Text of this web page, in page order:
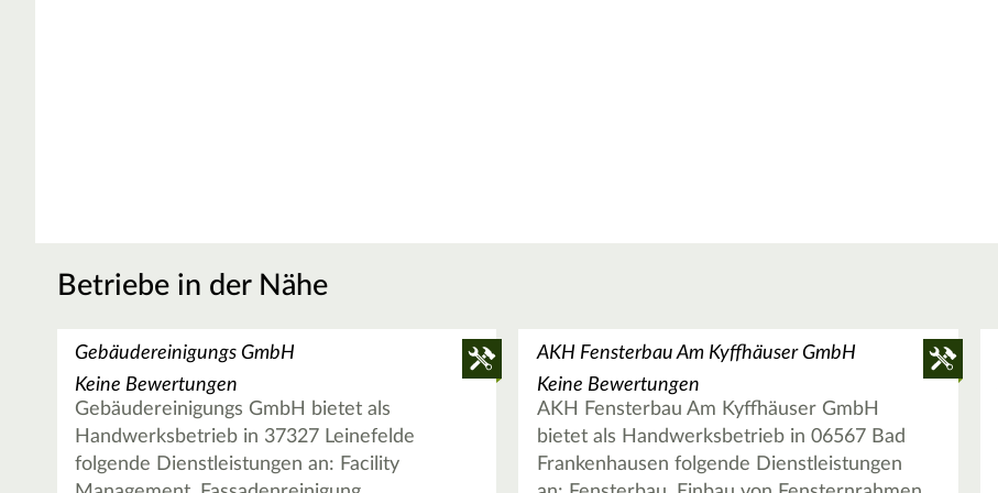
Betriebe in der Nähe
Gebäudereinigungs GmbH
Keine Bewertungen
Gebäudereinigungs GmbH bietet als
Handwerksbetrieb in 37327 Leinefelde
folgende Dienstleistungen an: Facility
AKH Fensterbau Am Kyffhäuser GmbH
Keine Bewertungen
AKH Fensterbau Am Kyffhäuser GmbH
bietet als Handwerksbetrieb in 06567 Bad
Frankenhausen folgende Dienstleistungen